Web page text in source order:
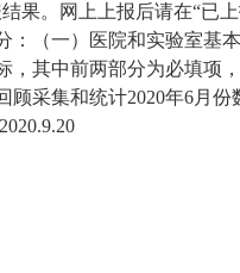
果。网上上报后请在“已上
：（一）医院和实验室基
，其中前两部分为必填项
顾采集和统计2020年6月